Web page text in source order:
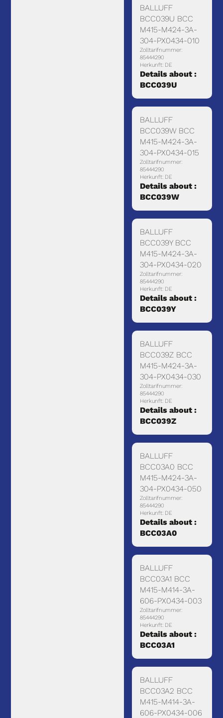
BALLUFF
BCC039U BCC
M415-M424-3A-
304-PX0434-010
Zolltarifnummer:
85444290
Herkunft: DE
Details about :
BCC039U
BALLUFF
BCC039W BCC
M415-M424-3A-
304-PX0434-015
Zolltarifnummer:
85444290
Herkunft: DE
Details about :
BCC039W
BALLUFF
BCC039Y BCC
M415-M424-3A-
304-PX0434-020
Zolltarifnummer:
85444290
Herkunft: DE
Details about :
BCC039Y
BALLUFF
BCC039Z BCC
M415-M424-3A-
304-PX0434-030
Zolltarifnummer:
85444290
Herkunft: DE
Details about :
BCC039Z
BALLUFF
BCC03A0 BCC
M415-M424-3A-
304-PX0434-050
Zolltarifnummer:
85444290
Herkunft: DE
Details about :
BCC03A0
BALLUFF
BCC03A1 BCC
M415-M414-3A-
606-PX0434-003
Zolltarifnummer:
85444290
Herkunft: DE
Details about :
BCC03A1
BALLUFF
BCC03A2 BCC
M415-M414-3A-
606-PX0434-006